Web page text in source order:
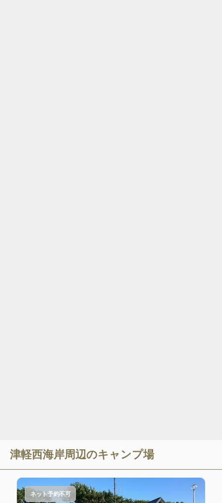
津軽西海岸周辺のキャンプ場
ネット予約不可